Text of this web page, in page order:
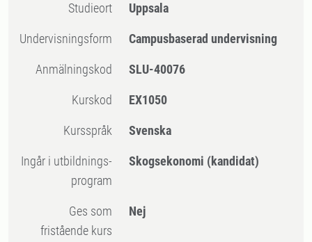
Studieort Uppsala
Undervisningsform Campusbaserad undervisning
Anmälningskod SLU-40076
Kurskod EX1050
Kursspråk Svenska
Ingår i utbildnings-
program
Skogsekonomi (kandidat)
Ges som
fristående kurs
Nej